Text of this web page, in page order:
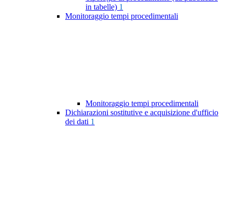
in tabelle) 1
Monitoraggio tempi procedimentali
Monitoraggio tempi procedimentali
Dichiarazioni sostitutive e acquisizione d'ufficio
dei dati 1